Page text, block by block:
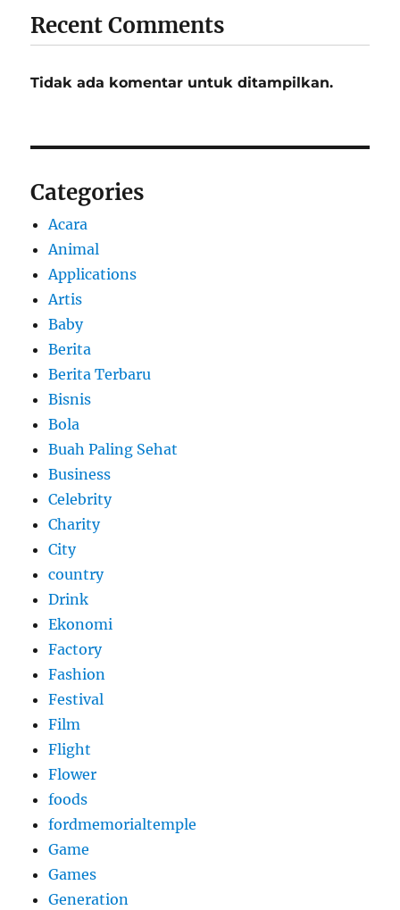
Recent Comments
Tidak ada komentar untuk ditampilkan.
Categories
Acara
Animal
Applications
Artis
Baby
Berita
Berita Terbaru
Bisnis
Bola
Buah Paling Sehat
Business
Celebrity
Charity
City
country
Drink
Ekonomi
Factory
Fashion
Festival
Film
Flight
Flower
foods
fordmemorialtemple
Game
Games
Generation